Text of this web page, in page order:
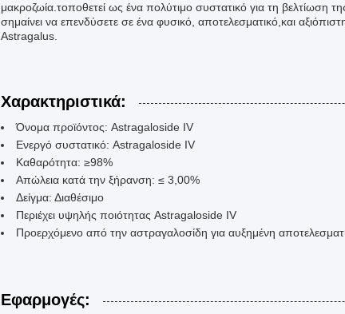
μακροζωία.τοποθετεί ως ένα πολύτιμο συστατικό για τη βελτίωση
σημαίνει να επενδύσετε σε ένα φυσικό, αποτελεσματικό,και
Astragalus.
Χαρακτηριστικά:
Όνομα προϊόντος: Astragaloside IV
Ενεργό συστατικό: Astragaloside IV
Καθαρότητα: ≥98%
Απώλεια κατά την ξήρανση: ≤ 3,00%
Δείγμα: Διαθέσιμο
Περιέχει υψηλής ποιότητας Astragaloside IV
Προερχόμενο από την αστραγαλοσίδη για αυξημένη
Εφαρμογές: